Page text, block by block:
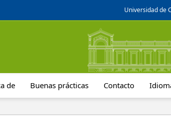
Universidad de
de Buenas prácticas Contacto